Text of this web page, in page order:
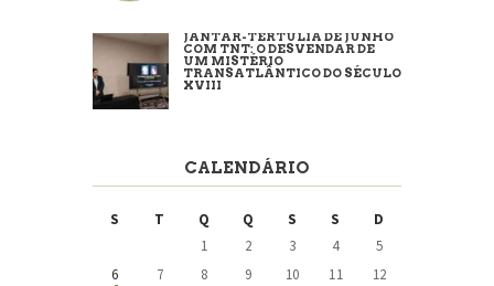
JANTAR-TERTÚLIA DE JUNHO
COM TNT: O DESVENDAR DE
UM MISTÉRIO
TRANSATLÂNTICO DO SÉCULO
XVIII
CALENDÁRIO
S T Q Q S S
D
1
2 3 4
5
6
7 8 9 10 11
12